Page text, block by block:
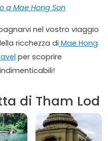
a Mae Hong Son
nel vostro viaggio
ricchezza di Mae Hong
per scoprire
di Tham Lod